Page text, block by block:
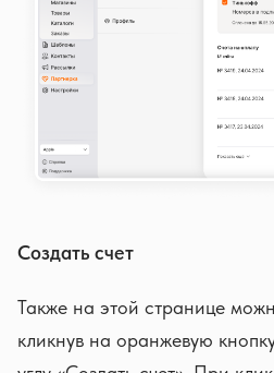
Создать счет
Также на этой странице
кликнув на оранжевую